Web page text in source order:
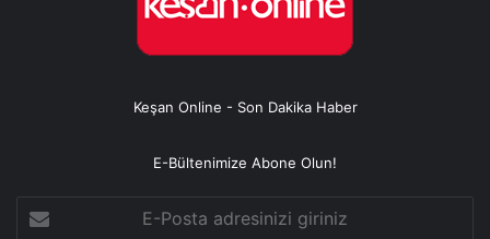
Keşan Online - Son Dakika Haber
E-Bültenimize Abone Olun!
Posta